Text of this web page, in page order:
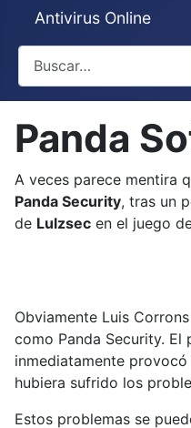
Antivirus Online
Buscar
Panda
A veces parece mentira
Panda Security, tras un
de Lulzsec en el juego
Obviamente Luis
como Panda Security.
inmediatamente
hubiera sufrido los
Estos problemas se